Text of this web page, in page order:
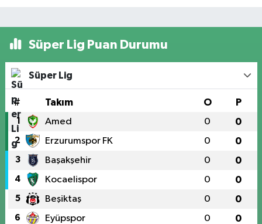
Süper Lig Puan Durumu
Süper Lig
# Takım O P
1 Amed 0 0
2 Erzurumspor FK 0 0
3 Başakşehir 0 0
4 Kocaelispor 0 0
5 Beşiktaş 0 0
6 Eyüpspor 0 0